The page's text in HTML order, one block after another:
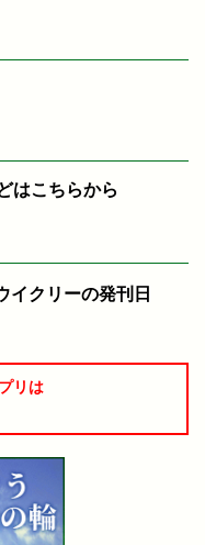
はこちらから
イクリーの発刊日
リは